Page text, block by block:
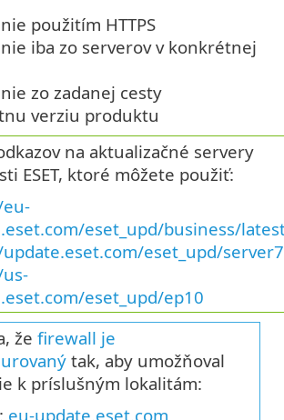
použitím HTTPS
iba zo serverov v konkrétnej
zo zadanej cesty
verziu produktu
na aktualizačné servery
ESET, ktoré môžete použiť:
eset_upd/business/
eset_upd/server7
eset_upd/ep10
že firewall je
tak, aby umožňoval
k príslušným lokalitám:
eu-update.eset.com